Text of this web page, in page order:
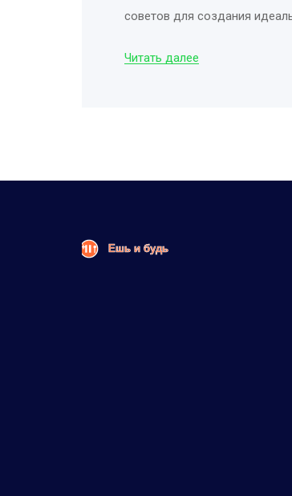
советов для создания
Читать далее